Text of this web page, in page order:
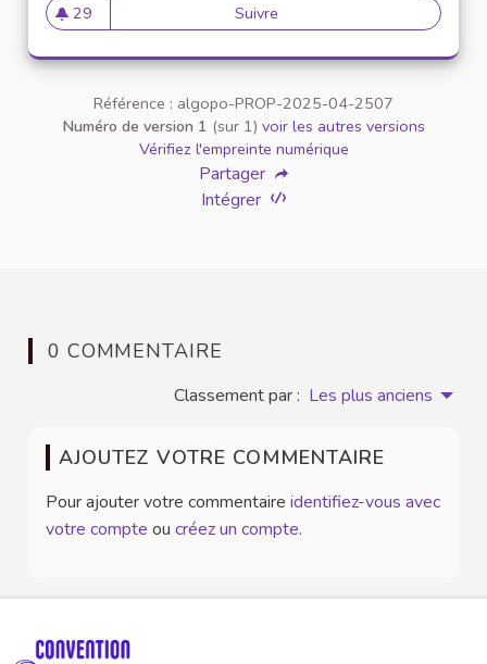
29
29 abonnés
Suivre N°17 : Co-construire les
Référence : algopo-PROP-2025-04-2507
Numéro de version 1 (sur 1) voir les autres versions
Vérifiez l'empreinte numérique
Partager
Intégrer
0 COMMENTAIRE
Classement par : Les plus anciens
AJOUTEZ VOTRE COMMENTAIRE
Pour ajouter votre commentaire identifiez-vous avec
votre compte ou créez un compte.